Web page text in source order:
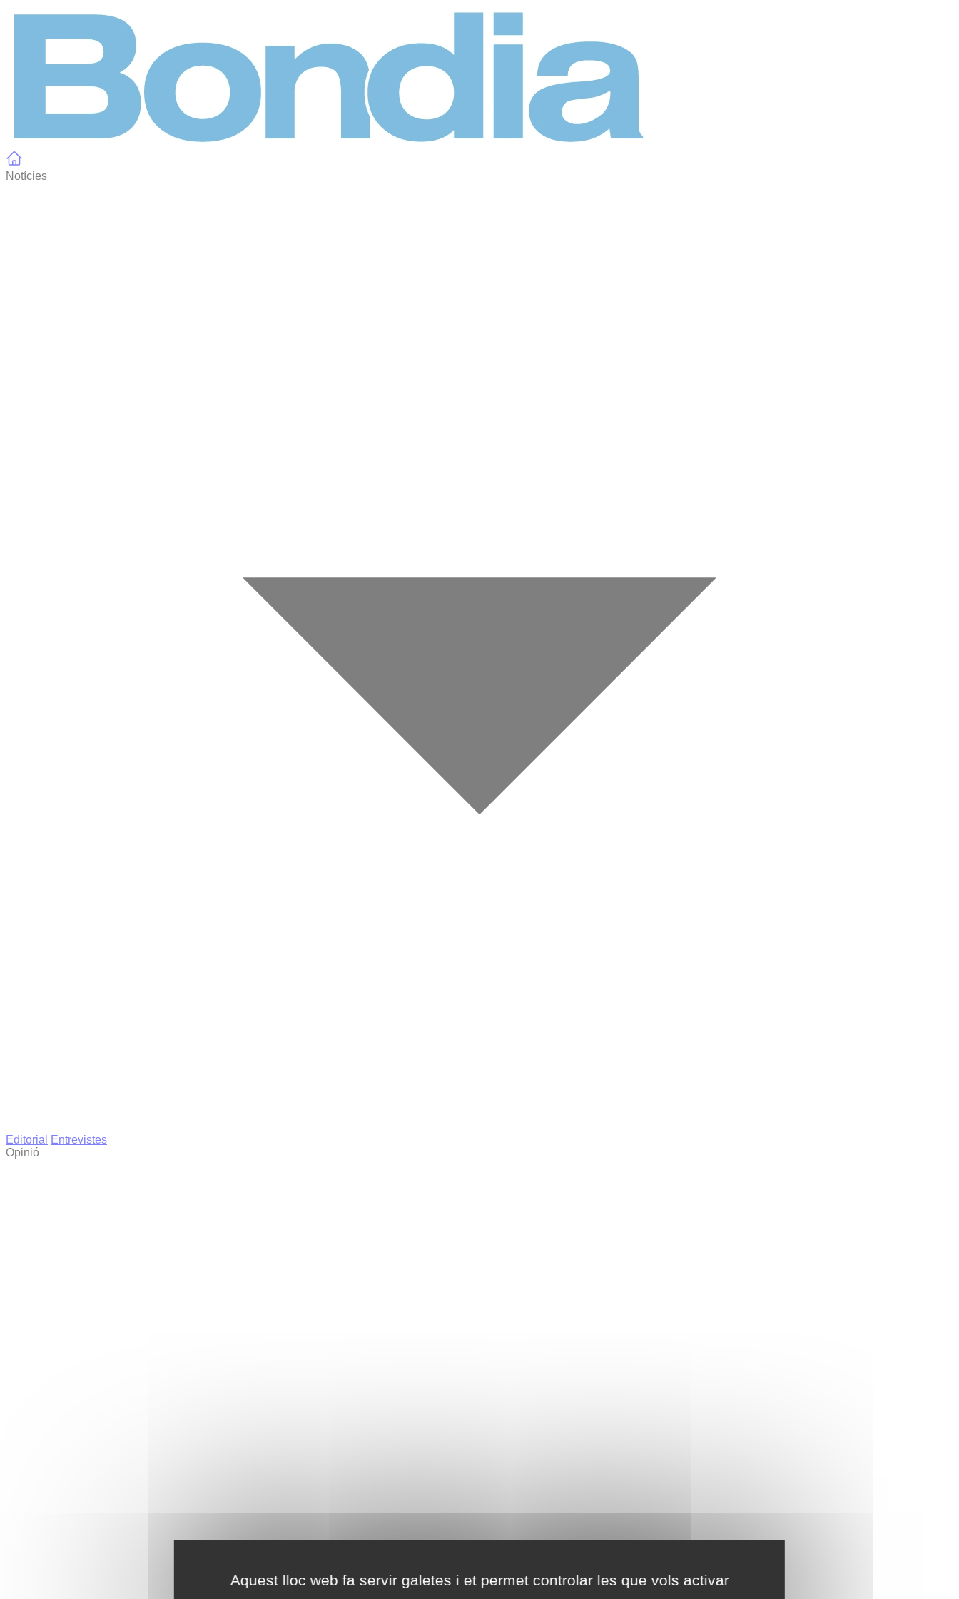
Aquest lloc web fa servir galetes i et permet controlar les que vols activar
Notícies
Editorial
Entrevistes
Opinió